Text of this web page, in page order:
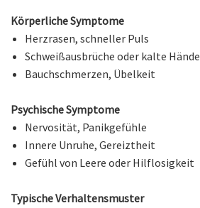
Körperliche Symptome
Herzrasen, schneller Puls
Schweißausbrüche oder kalte Hände
Bauchschmerzen, Übelkeit
Psychische Symptome
Nervosität, Panikgefühle
Innere Unruhe, Gereiztheit
Gefühl von Leere oder Hilflosigkeit
Typische Verhaltensmuster